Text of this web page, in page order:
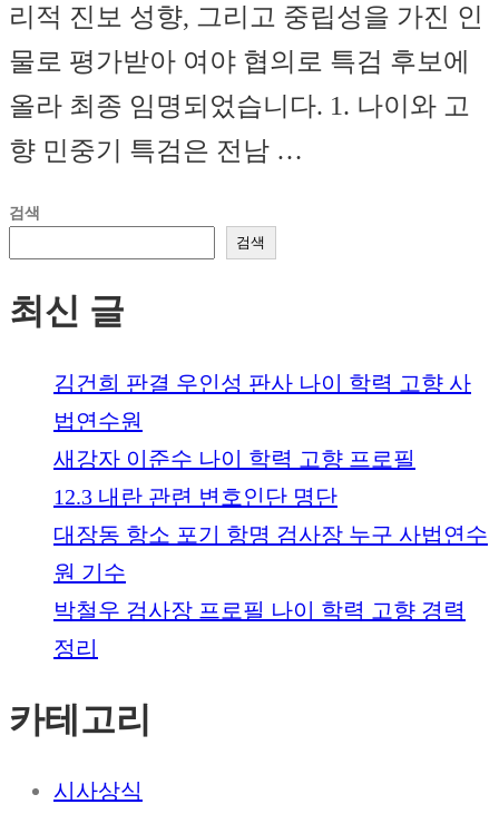
리적 진보 성향, 그리고 중립성을 가진 인
물로 평가받아 여야 협의로 특검 후보에
올라 최종 임명되었습니다. 1. 나이와 고
향 민중기 특검은 전남 …
검색
검색
최신 글
김건희 판결 우인성 판사 나이 학력 고향 사
법연수원
새강자 이준수 나이 학력 고향 프로필
12.3 내란 관련 변호인단 명단
대장동 항소 포기 항명 검사장 누구 사법연수
원 기수
박철우 검사장 프로필 나이 학력 고향 경력
정리
카테고리
시사상식